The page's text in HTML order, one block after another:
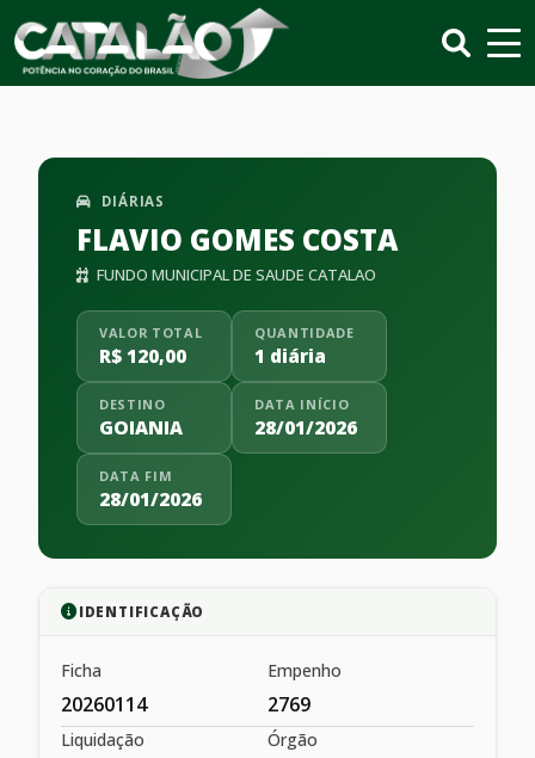
DIÁRIAS
FLAVIO GOMES COSTA
FUNDO MUNICIPAL DE SAUDE CATALAO
VALOR TOTAL
R$ 120,00
QUANTIDADE
1 diária
DESTINO
GOIANIA
DATA INÍCIO
28/01/2026
DATA FIM
28/01/2026
IDENTIFICAÇÃO
Ficha
20260114
Empenho
2769
Liquidação Órgão